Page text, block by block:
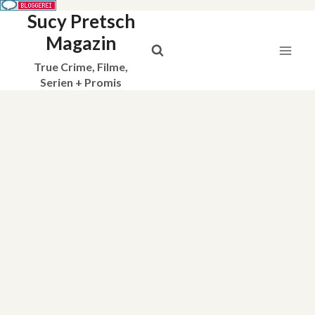
Sucy Pretsch
Magazin
True Crime, Filme,
Serien + Promis